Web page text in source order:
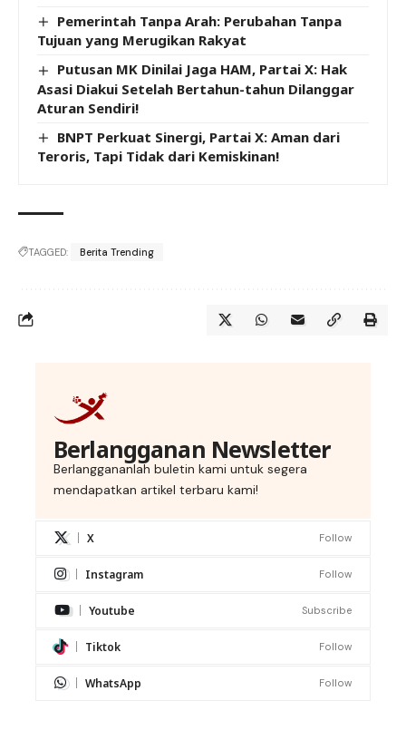
Pemerintah Tanpa Arah: Perubahan Tanpa
Tujuan yang Merugikan Rakyat
Putusan MK Dinilai Jaga HAM, Partai X: Hak
Asasi Diakui Setelah Bertahun-tahun Dilanggar
Aturan Sendiri!
BNPT Perkuat Sinergi, Partai X: Aman dari
Teroris, Tapi Tidak dari Kemiskinan!
TAGGED: Berita Trending
Berlangganan Newsletter
Berlanggananlah buletin kami untuk segera
mendapatkan artikel terbaru kami!
X Follow
Instagram Follow
Youtube Subscribe
Tiktok Follow
WhatsApp Follow